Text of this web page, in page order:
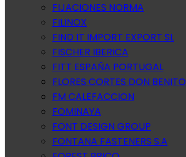
FIJACIONES NORMA
FILINOX
FIND IT IMPORT EXPORT SL
FISCHER IBERICA
FITT ESPAÑA PORTUGAL
FLORES CORTES DON BENITO
FM CALEFACCION
FOMINAYA
FONT DESIGN GROUP
FONTANA FASTENERS S.A